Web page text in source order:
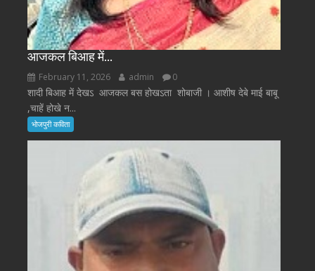
आजकल बिआह में…
February 11, 2026 admin 0
शादी बिआह में देखऽ आजकल बस होखऽता शोबाजी । आशीष देबे माई बाबू
,चाहें होखे न...
भोजपुरी कविता